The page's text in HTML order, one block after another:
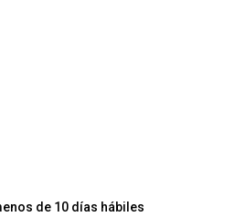
de 10 días hábiles